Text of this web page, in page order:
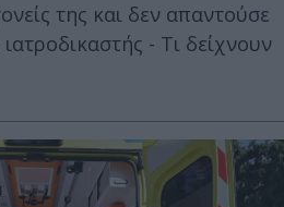
της και δεν απαντούσε
- Τι δείχνουν